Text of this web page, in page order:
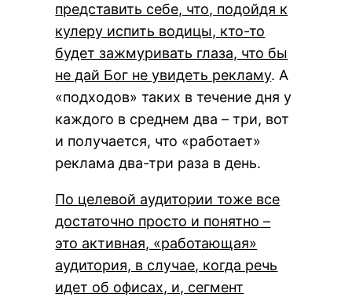
представить себе, что, подойдя к
кулеру испить водицы, кто-то
будет зажмуривать глаза, что бы
не дай Бог не увидеть рекламу. А
«подходов» таких в течение дня у
каждого в среднем два – три, вот
и получается, что «работает»
реклама два-три раза в день.
По целевой аудитории тоже все
достаточно просто и понятно –
это активная, «работающая»
аудитория, в случае, когда речь
идет об офисах, и, сегмент